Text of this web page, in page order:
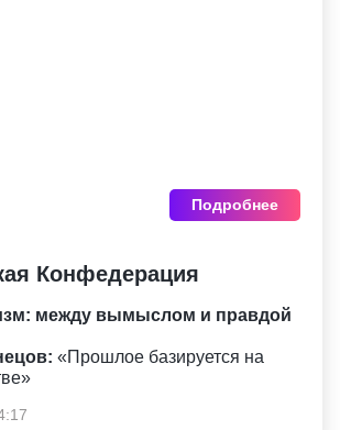
Подробнее
Конфедерация
между вымыслом и правдой
«Прошлое базируется на